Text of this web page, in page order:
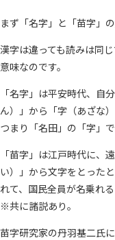
まず「名字」と「苗字」
漢字は違っても読みは同
意味なのです。
「名字」は平安時代、自
ん）」から「字（あざな
つまり「名田」の「字」
「苗字」は江戸時代に、
い）」から文字をとった
れて、国民全員が名乗れ
※共に諸説あり。
苗字研究家の丹羽基二氏